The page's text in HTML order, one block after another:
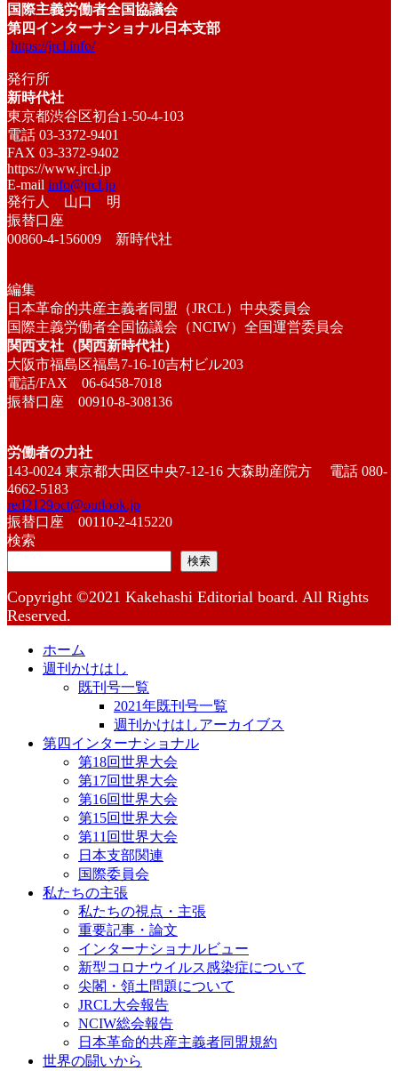
国際主義労働者全国協議会
第四インターナショナル日本支部
https://jrcl.info/
発行所
新時代社
東京都渋谷区初台1-50-4-103
電話 03-3372-9401
FAX 03-3372-9402
https://www.jrcl.jp
E-mail info@jrcl.jp
発行人 山口 明
振替口座
00860-4-156009 新時代社
編集
日本革命的共産主義者同盟（JRCL）中央委員会
国際主義労働者全国協議会（NCIW）全国運営委員会
関西支社（関西新時代社）
大阪市福島区福島7-16-10吉村ビル203
電話/FAX 06-6458-7018
振替口座 00910-8-308136
労働者の力社
143-0024 東京都大田区中央7-12-16 大森助産院方 電話 080-
4662-5183
red2129oct@outlook.jp
振替口座 00110-2-415220
検索
検索
Copyright ©2021 Kakehashi Editorial board. All Rights
Reserved.
ホーム
週刊かけはし
既刊号一覧
2021年既刊号一覧
週刊かけはしアーカイブス
第四インターナショナル
第18回世界大会
第17回世界大会
第16回世界大会
第15回世界大会
第11回世界大会
日本支部関連
国際委員会
私たちの主張
私たちの視点・主張
重要記事・論文
インターナショナルビュー
新型コロナウイルス感染症について
尖閣・領土問題について
JRCL大会報告
NCIW総会報告
日本革命的共産主義者同盟規約
世界の闘いから